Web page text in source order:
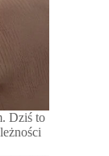
Dziś to